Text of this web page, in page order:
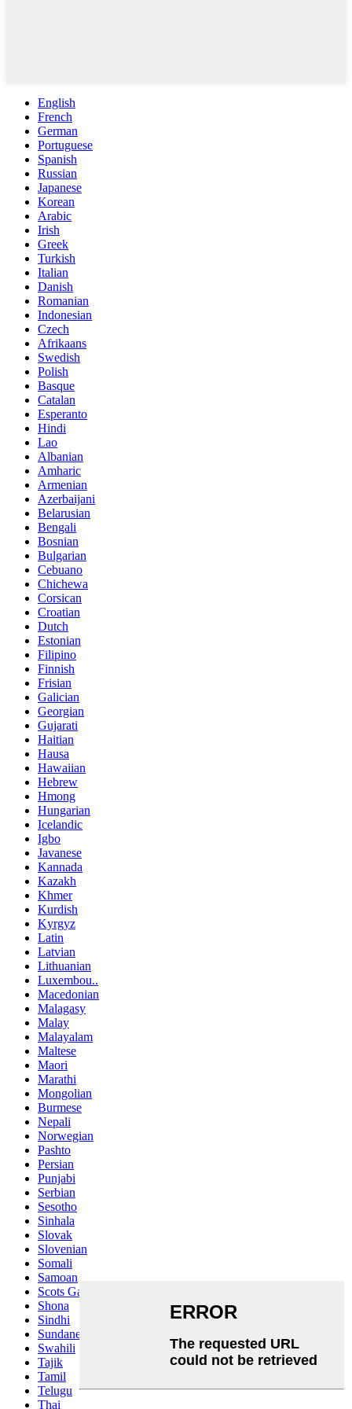
English
French
German
Portuguese
Spanish
Russian
Japanese
Korean
Arabic
Irish
Greek
Turkish
Italian
Danish
Romanian
Indonesian
Czech
Afrikaans
Swedish
Polish
Basque
Catalan
Esperanto
Hindi
Lao
Albanian
Amharic
Armenian
Azerbaijani
Belarusian
Bengali
Bosnian
Bulgarian
Cebuano
Chichewa
Corsican
Croatian
Dutch
Estonian
Filipino
Finnish
Frisian
Galician
Georgian
Gujarati
Haitian
Hausa
Hawaiian
Hebrew
Hmong
Hungarian
Icelandic
Igbo
Javanese
Kannada
Kazakh
Khmer
Kurdish
Kyrgyz
Latin
Latvian
Lithuanian
Luxembou..
Macedonian
Malagasy
Malay
Malayalam
Maltese
Maori
Marathi
Mongolian
Burmese
Nepali
Norwegian
Pashto
Persian
Punjabi
Serbian
Sesotho
Sinhala
Slovak
Slovenian
Somali
Samoan
Scots Gaelic
Shona
Sindhi
Sundanese
Swahili
Tajik
Tamil
Telugu
Thai